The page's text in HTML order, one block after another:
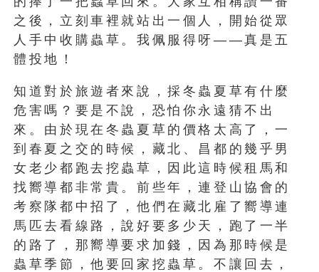
之後，立刻車裡就站出一個人，開始從眾
人手中收購蟲草。我佩服得呀——真是五
體投地！
知道對於旅遊者來說，採冬蟲夏草有什麼
危害嗎？要是不說，恐怕你永遠猜不出
來。由於現在冬蟲夏草的價格太高了，一
到春夏之交的時候，藏北、昌都的幾乎男
女老少都跑去挖蟲草，因此這時候租馬和
找嚮導都非常貴。前些年，連登山協會的
考察隊都中招了，他們在藏北雇了嚮導連
馬匹去看線路，說好要多少天，跑了一半
的路了，那嚮導要求加錢，因為那時候是
蟲草季節，他要回家挖蟲草。不讓回去，